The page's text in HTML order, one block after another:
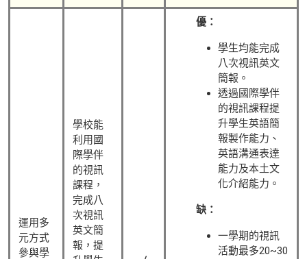
運用多
元方式
參與學
學校能
利用國
際學伴
的視訊
課程，
完成八
次視訊
英文簡
報，提
優：
學生均能完成
八次視訊英文
簡報。
透過國際學伴
的視訊課程提
升學生英語簡
報製作能力、
英語溝通表達
能力及本土文
化介紹能力。
缺：
一學期的視訊
活動最多20~30